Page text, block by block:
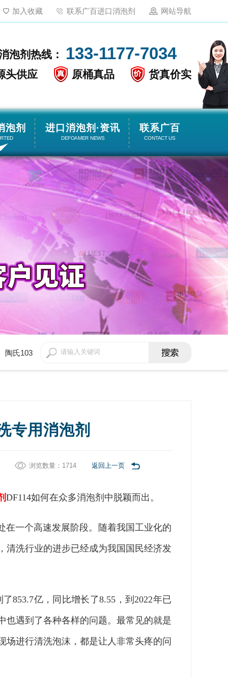
加入收藏 联系广百进口消泡剂 网站导航
泡剂热线： 133-1177-7034
头供应 原桶真品 货真价实
泡剂 进口消泡剂·资讯
DEFOAMER NEWS
联系广百
CONTACT US
陶氏103
专用消泡剂
浏览数量： 1714 返回上一页
DF114如何在众多消泡剂中脱颖而出。
在一个高速发展阶段。随着我国工业化的
清洗行业的进步已经成为我国国民经济发
853.7亿，同比增长了8.55，到2022年已
也遇到了各种各样的问题。最常见的就是
场进行清洗泡沫，都是让人非常头疼的问